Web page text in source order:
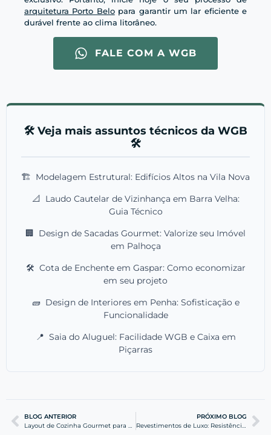
arquitetura Porto Belopara garantir um lar eficiente e
durável frente ao clima litorâneo.
FALE COM A WGB
🛠️ Veja mais assuntos técnicos da WGB
🛠️
🏗️ Modelagem Estrutural: Edifícios Altos na Vila Nova
📐
Laudo Cautelar de Vizinhança em Barra Velha:
Guia Técnico
🏢
Design de Sacadas Gourmet: Valorize seu Imóvel
em Palhoça
🛠️ Cota de Enchente em Gaspar: Como economizar
em seu projeto
🧱 Design de Interiores em Penha: Sofisticação e
Funcionalidade
📍 Saia do Aluguel: Facilidade WGB e Caixa em
Piçarras
BLOG ANTERIOR
Layout de Cozinha Gourmet para Apartamentos de Praia
PRÓXIMO BLOG
Revestimentos de Luxo: Resistência à Maresia Crônica